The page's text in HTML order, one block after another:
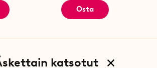
Osta
katsotut